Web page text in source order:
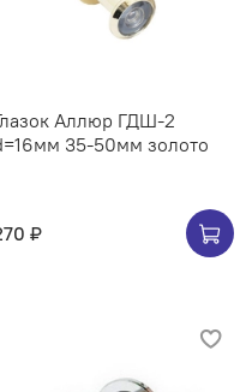
Аллюр ГДШ-2
35-50мм золото
₽